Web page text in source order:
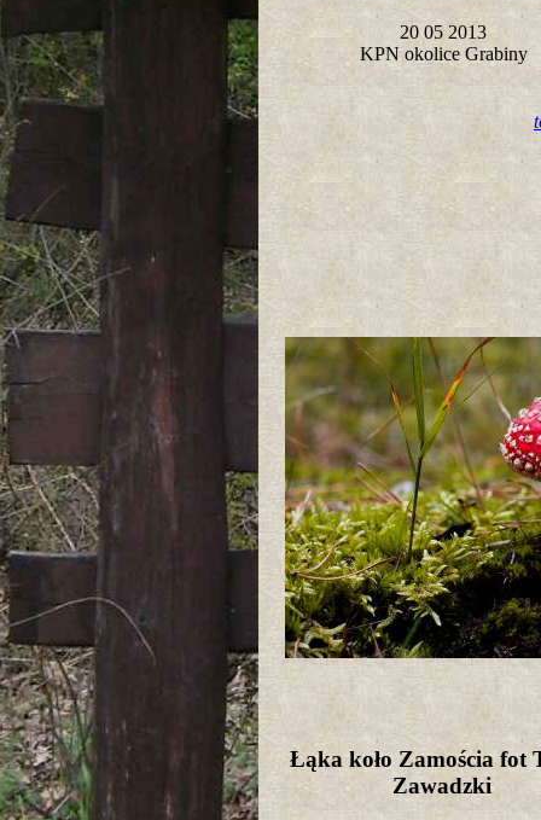
20 05 2013
KPN okolice Grabiny
Łąka koło Zamościa fot
Zawadzki